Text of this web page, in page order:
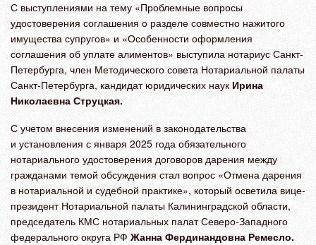
С выступлениями на тему «Проблемные вопросы
удостоверения соглашения о разделе совместно нажитого
имущества супругов» и «Особенности оформления
соглашения об уплате алиментов» выступила нотариус Санкт-
Петербурга, член Методического совета Нотариальной палаты
Санкт-Петербурга, кандидат юридических наук Ирина
Николаевна Струцкая.
С учетом внесения изменений в законодательства
и установления с января 2025 года обязательного
нотариального удостоверения договоров дарения между
гражданами темой обсуждения стал вопрос «Отмена дарения
в нотариальной и судебной практике», который осветила вице-
президент Нотариальной палаты Калининградской области,
председатель КМС нотариальных палат Северо-Западного
федерального округа РФ Жанна Фердинандовна Ремесло.